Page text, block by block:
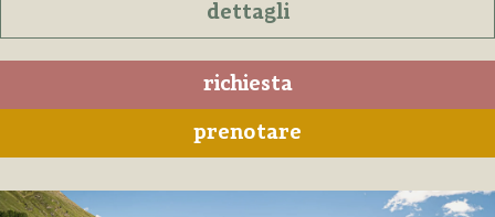
dettagli
richiesta
prenotare